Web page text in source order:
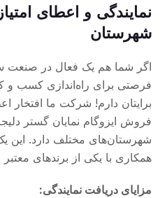
نمایندگی و اعطای
شهرستان
اگر شما هم یک فعال در صنعت
فرصتی برای راه‌اندازی کسب و
برایتان دارم! شرکت ما افتخار
شهرستان‌های مختلف دارد. این
همکاری با یکی از برندهای
مزایای دریافت نمایندگی: